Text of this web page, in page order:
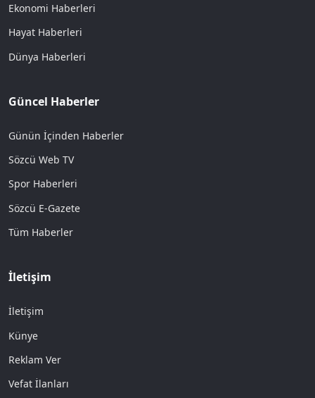
Ekonomi Haberleri
Hayat Haberleri
Dünya Haberleri
Güncel Haberler
Günün İçinden Haberler
Sözcü Web TV
Spor Haberleri
Sözcü E-Gazete
Tüm Haberler
İletişim
İletişim
Künye
Reklam Ver
Vefat İlanları